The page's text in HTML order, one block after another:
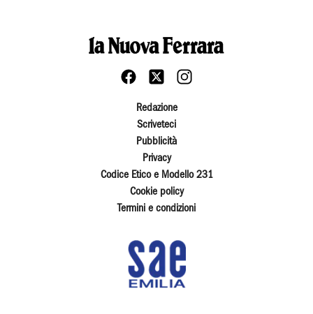
Redazione
Scriveteci
Pubblicità
Privacy
Codice Etico e Modello 231
Cookie policy
Termini e condizioni